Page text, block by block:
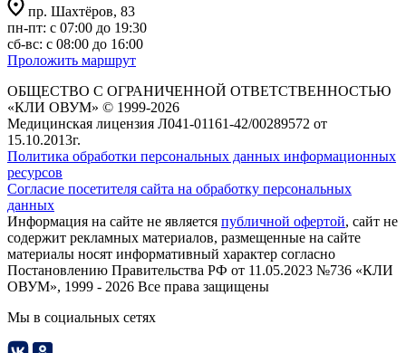
пр. Шахтёров, 83
пн-пт: с 07:00 до 19:30
сб-вс: с 08:00 до 16:00
Проложить маршрут
ОБЩЕСТВО С ОГРАНИЧЕННОЙ ОТВЕТСТВЕННОСТЬЮ
«КЛИ ОВУМ» © 1999-2026
Медицинская лицензия Л041-01161-42/00289572 от
15.10.2013г.
Политика обработки персональных данных информационных
ресурсов
Согласие посетителя сайта на обработку персональных
данных
Информация на сайте не является публичной офертой, сайт не
содержит рекламных материалов, размещенные на сайте
материалы носят информативный характер согласно
Постановлению Правительства РФ от 11.05.2023 №736 «КЛИ
ОВУМ», 1999 - 2026 Все права защищены
Мы в социальных сетях